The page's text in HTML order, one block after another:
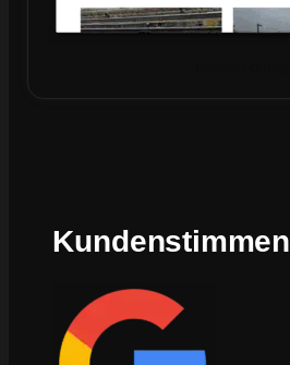
Kundenstimmen